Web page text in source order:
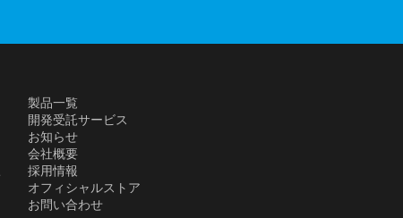
製品一覧
開発受託サービス
お知らせ
会社概要
採用情報
オフィシャルストア
お問い合わせ